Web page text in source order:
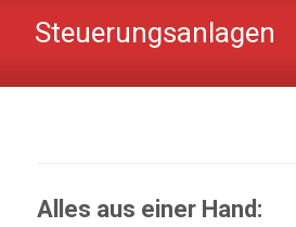
Steuerungsanlagen
Alles aus einer Hand: